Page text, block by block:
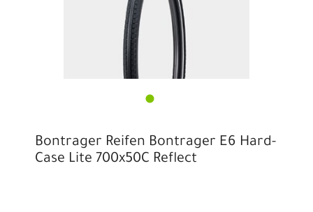
Bontrager Reifen Bontrager E6 Hard-
Case Lite 700x50C Reflect